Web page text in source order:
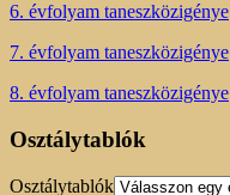
6. évfolyam taneszközigénye
7. évfolyam taneszközigénye
8. évfolyam taneszközigénye
Osztálytablók
Osztálytablók